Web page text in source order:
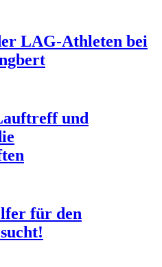
LAG-Athleten bei
und
für den